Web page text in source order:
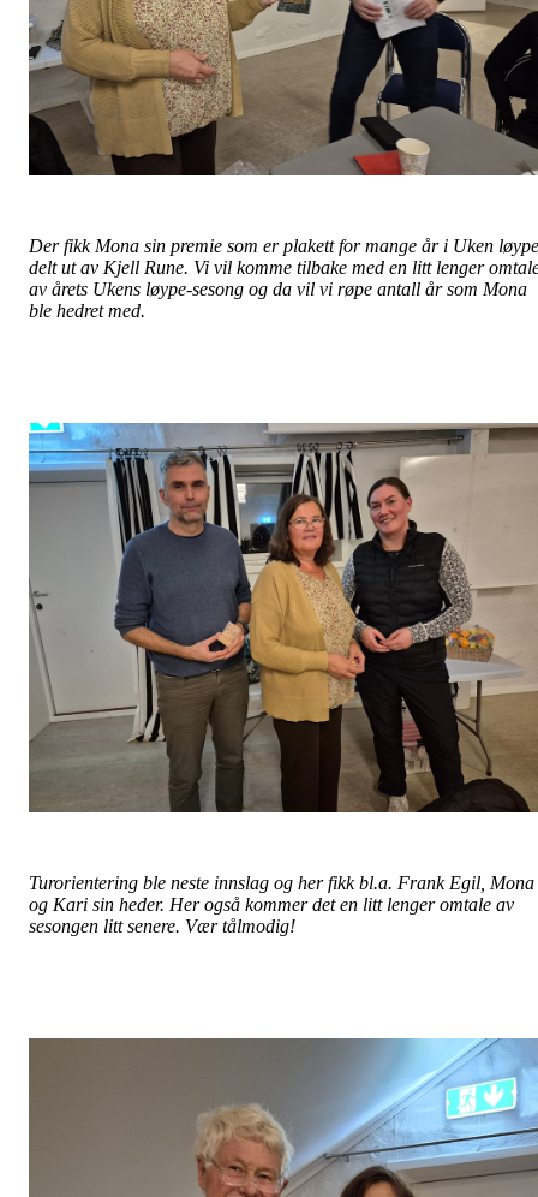
Der fikk Mona sin premie som er plakett for mange år i Uken løype
delt ut av Kjell Rune. Vi vil komme tilbake med en litt lenger
av årets Ukens løype-sesong og da vil vi røpe antall år som Mona
ble hedret med.
Turorientering ble neste innslag og her fikk bl.a. Frank Egil, Mona
og Kari sin heder. Her også kommer det en litt lenger omtale av
sesongen litt senere. Vær tålmodig!